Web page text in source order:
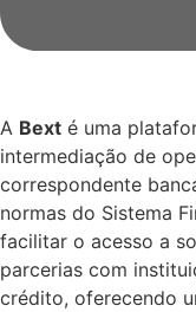
A Bext é uma
intermediação de
correspondente
normas do Sistema
facilitar o acesso a
parcerias com
crédito, oferecendo